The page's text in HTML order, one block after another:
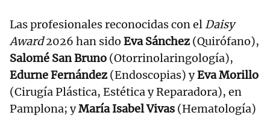
Las profesionales reconocidas con el Daisy
Award2026 han sido Eva Sánchez (Quirófano),
Salomé San Bruno (Otorrinolaringología),
Edurne Fernández (Endoscopias) yEva Morillo
(Cirugía Plástica, Estética y Reparadora), en
Pamplona; yMaría Isabel Vivas (Hematología)